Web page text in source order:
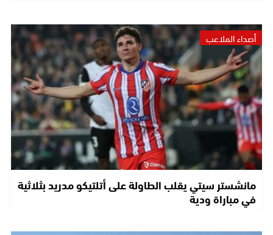
أصداء الملاعب
مانشستر سيتي يقلب الطاولة على أتلتيكو مدريد بثلاثية
في مباراة ودية